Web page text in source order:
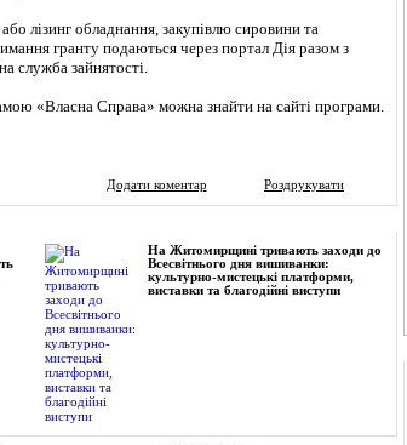
лізинг обладнання, закупівлю сировини та
гранту подаються через портал Дія разом з
служба зайнятості.
«Власна Справа» можна знайти на сайті програми.
Додати коментар Роздрукувати
На Житомирщині тривають заходи до
Всесвітнього дня вишиванки:
культурно-мистецькі платформи,
виставки та благодійні виступи